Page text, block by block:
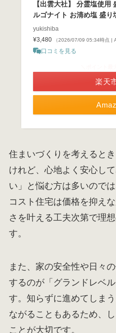
【出雲大社】 分霊塩使用
ルゴナイト お清め塩 盛り
yukishiba
¥3,480
（2026/07/09 05:34時点 |
口コミを見る
楽天
住まいづくりを考えると
けれど、心地よく安心し
い」と悩む方は多いので
コスト住宅は価格を抑え
さを叶える工夫次第で理
す。
また、家の安全性や日々
するのが「グランドレベ
す。知らずに進めてしま
ながることもあるため、
ことが大切です。